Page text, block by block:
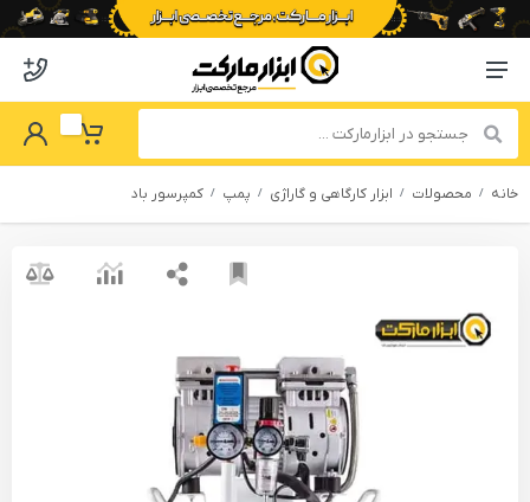
Menu Navigation
My Basket
Password
خانه محصولات ابزار کارگاهی و گاراژی پمپ کمپرسور باد